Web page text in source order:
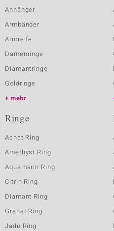
Anhänger
Armbänder
Armreife
Damenringe
Diamantringe
Goldringe
mehr
Ringe
Achat Ring
Amethyst Ring
Aquamarin Ring
Citrin Ring
Diamant Ring
Granat Ring
Jade Ring